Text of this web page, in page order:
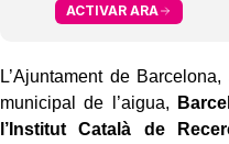
ACTIVAR ARA
L’Ajuntament de
municipal de l’aigua,
l’Institut Català de